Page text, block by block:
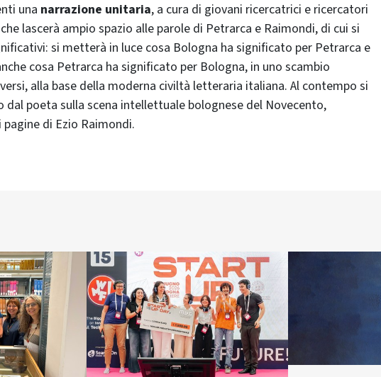
una narrazione unitaria, a cura di giovani ricercatrici e ricercatori
lascerà ampio spazio alle parole di Petrarca e Raimondi, di cui si
si metterà in luce cosa Bologna ha significato per Petrarca e
cosa Petrarca ha significato per Bologna, in uno scambio
alla base della moderna civiltà letteraria italiana. Al contempo si
poeta sulla scena intellettuale bolognese del Novecento,
di Ezio Raimondi.